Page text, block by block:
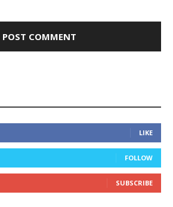
LIKE
FOLLOW
SUBSCRIBE